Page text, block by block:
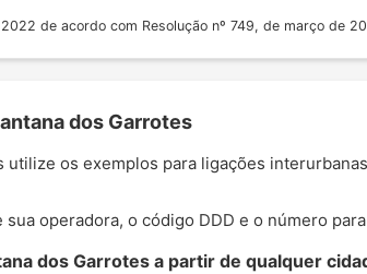
de acordo com Resolução nº 749, de março de
dos Garrotes
utilize os exemplos para ligações
operadora, o código DDD e o número
dos Garrotes a partir de qualquer